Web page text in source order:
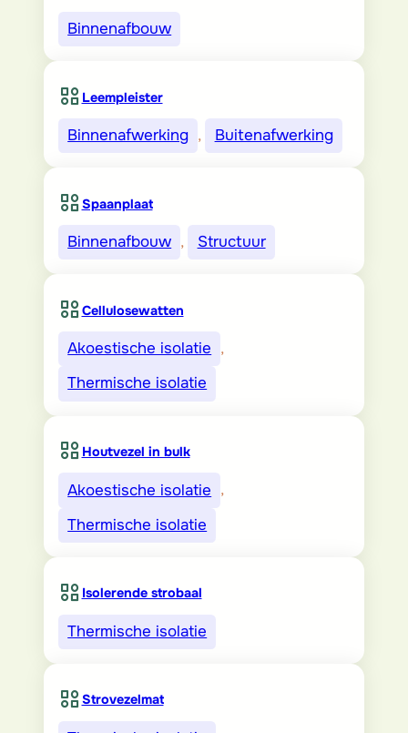
Binnenafbouw
Leempleister
Binnenafwerking , Buitenafwerking
Spaanplaat
Binnenafbouw , Structuur
Cellulosewatten
Akoestische isolatie ,
Thermische isolatie
Houtvezel in bulk
Akoestische isolatie ,
Thermische isolatie
Isolerende strobaal
Thermische isolatie
Strovezelmat